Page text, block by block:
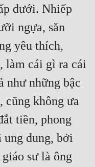
dưới. Nhiếp
ngựa, săn
yêu thích,
làm cái gì ra cái
như những bậc
cũng không ưa
tiền, phong
ung dung, bởi
sư là ông